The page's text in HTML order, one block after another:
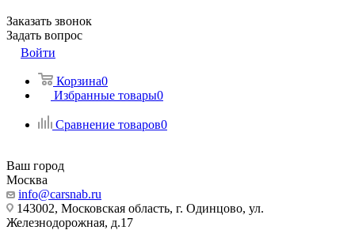
Заказать звонок
Задать вопрос
Войти
Корзина0
Избранные товары0
Сравнение товаров0
Ваш город
Москва
info@carsnab.ru
143002, Московская область, г. Одинцово, ул.
Железнодорожная, д.17